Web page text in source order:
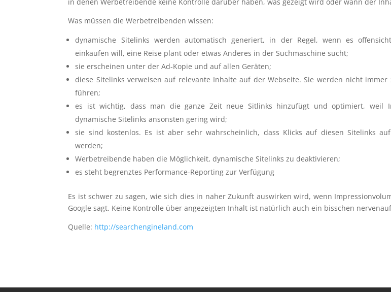
Was müssen die Werbetreibenden wissen:
dynamische Sitelinks werden automatisch generiert, in der Regel, wenn es
einkaufen will, eine Reise plant oder etwas Anderes in der Suchmaschine sucht;
sie erscheinen unter der Ad-Kopie und auf allen Geräten;
diese Sitelinks verweisen auf relevante Inhalte auf der Webseite. Sie werden nicht
führen;
es ist wichtig, dass man die ganze Zeit neue Sitlinks hinzufügt und optimiert, weil
dynamische Sitelinks ansonsten gering wird;
sie sind kostenlos. Es ist aber sehr wahrscheinlich, dass Klicks auf diesen Sitelinks auf
werden;
Werbetreibende haben die Möglichkeit, dynamische Sitelinks zu deaktivieren;
es steht begrenztes Performance-Reporting zur Verfügung
Es ist schwer zu sagen, wie sich dies in naher Zukunft auswirken wird, wenn
Google sagt. Keine Kontrolle über angezeigten Inhalt ist natürlich auch ein bisschen
Quelle: http://searchengineland.com